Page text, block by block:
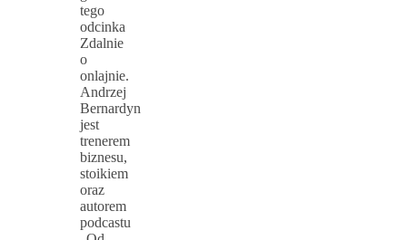
tego
odcinka
Zdalnie
o
onlajnie.
Andrzej
Bernardyn
jest
trenerem
biznesu,
stoikiem
oraz
autorem
podcastu